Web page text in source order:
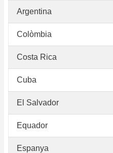
Argentina
Colòmbia
Costa Rica
Cuba
El Salvador
Equador
Espanya